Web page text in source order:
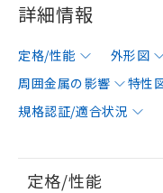
詳細情報
定格/性能 外形図
周囲金属の影響
特性
規格認証/適合状況
定格/性能